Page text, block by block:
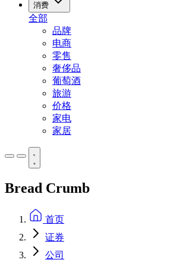
消费
全部
品牌
电商
零售
奢侈品
葡萄酒
旅游
价格
家电
家居
Bread Crumb
首页
证券
公司